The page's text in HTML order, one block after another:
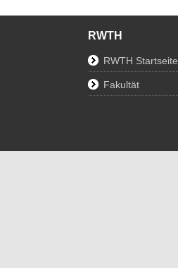
RWTH
RWTH Startseite
Fakultät